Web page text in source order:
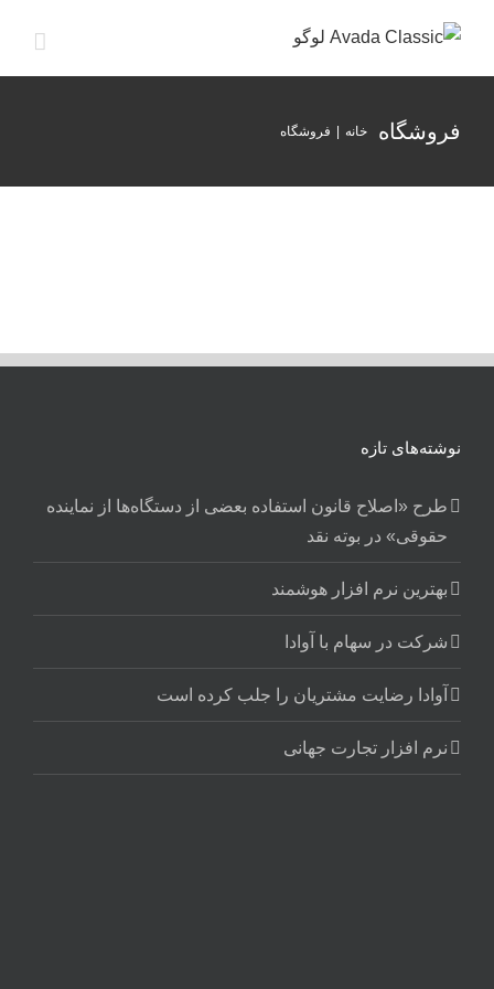
کردن
محتوا
فروشگاه خانه فروشگاه
نوشته‌های تازه
طرح «اصلاح قانون استفاده بعضی از دستگاه‌ها از نماینده
حقوقی» در بوته نقد
بهترین نرم افزار هوشمند
شرکت در سهام با آوادا
آوادا رضایت مشتریان را جلب کرده است
نرم افزار تجارت جهانی